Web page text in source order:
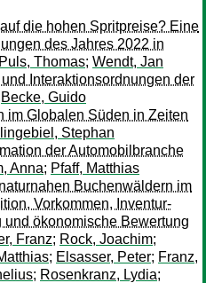
die hohen Spritpreise? Eine
des Jahres 2022 in
Puls, Thomas; Wendt, Jan
Interaktionsordnungen der
Becke, Guido
im Globalen Süden in Zeiten
Stephan
der Automobilbranche
Anna; Pfaff, Matthias
Buchenwäldern im
Vorkommen, Inventur-
und ökonomische Bewertung
Franz; Rock, Joachim;
; Elsasser, Peter; Franz,
; Rosenkranz, Lydia;